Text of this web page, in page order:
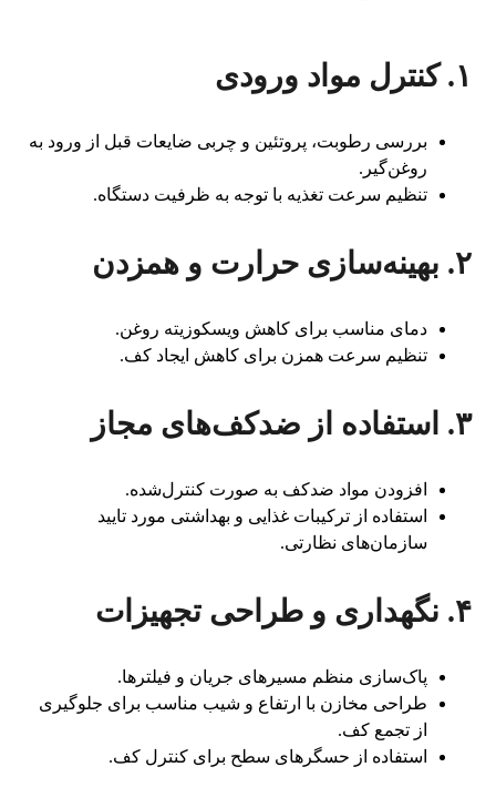
۱. کنترل مواد ورودی
بررسی رطوبت، پروتئین و چربی ضایعات قبل از ورود به
روغن‌گیر.
تنظیم سرعت تغذیه با توجه به ظرفیت دستگاه.
۲. بهینه‌سازی حرارت و همزدن
دمای مناسب برای کاهش ویسکوزیته روغن.
تنظیم سرعت همزن برای کاهش ایجاد کف.
۳. استفاده از ضدکف‌های مجاز
افزودن مواد ضدکف به صورت کنترل‌شده.
استفاده از ترکیبات غذایی و بهداشتی مورد تایید
سازمان‌های نظارتی.
۴. نگهداری و طراحی تجهیزات
پاک‌سازی منظم مسیرهای جریان و فیلترها.
طراحی مخازن با ارتفاع و شیب مناسب برای جلوگیری
از تجمع کف.
استفاده از حسگرهای سطح برای کنترل کف.